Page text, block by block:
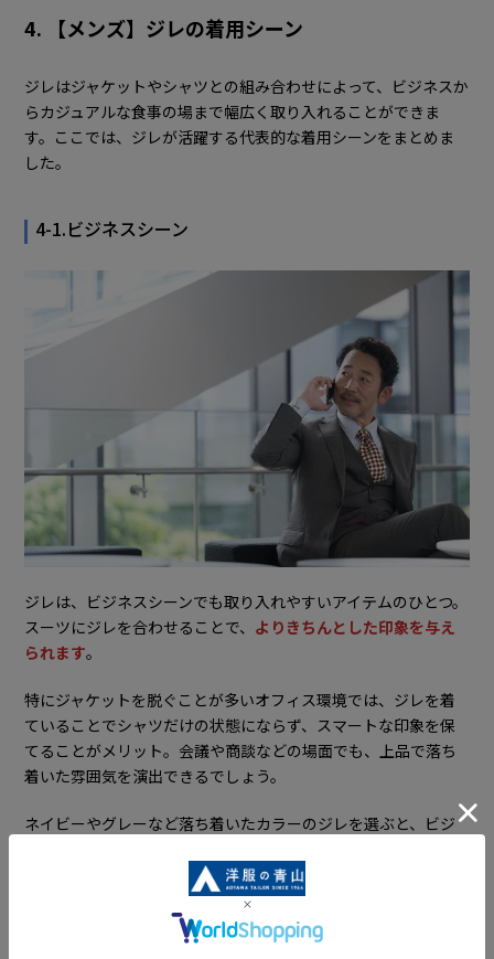
4. 【メンズ】ジレの着用シーン
ジレはジャケットやシャツとの組み合わせによって、ビジネスか
らカジュアルな食事の場まで幅広く取り入れることができま
す。ここでは、ジレが活躍する代表的な着用シーンをまとめま
した。
4-1.ビジネスシーン
ジレは、ビジネスシーンでも取り入れやすいアイテムのひとつ。
スーツにジレを合わせることで、 よりきちんとした印象を与え
られます。
特にジャケットを脱ぐことが多いオフィス環境では、ジレを着
ていることでシャツだけの状態にならず、スマートな印象を保
てることがメリット。会議や商談などの場面でも、上品で落ち
着いた雰囲気を演出できるでしょう。
ネイビーやグレーなど落ち着いたカラーのジレを選ぶと、ビジ
4-2.パーティー・結婚式